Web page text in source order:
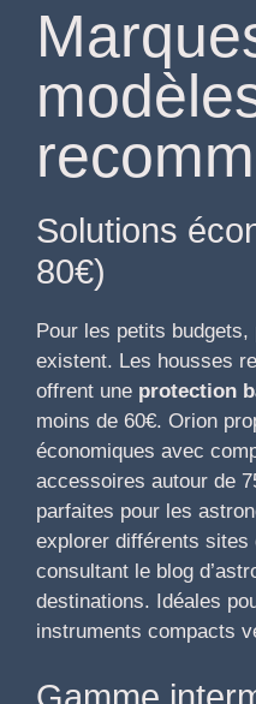
Solutions
80€)
Pour les petits
existent. Les housses
offrent une protection
moins de 60€. Orion
économiques avec
accessoires autour de
parfaites pour les
explorer différents sites
consultant le blog
destinations. Idéales
instruments compacts